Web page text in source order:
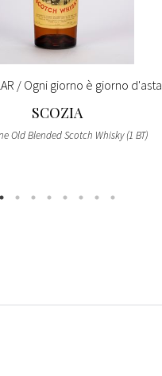
/ Ogni giorno è giorno d'asta
SCOZIA
Old Blended Scotch Whisky (1 BT)